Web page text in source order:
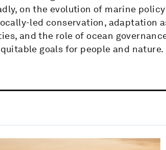
on the evolution of marine
led conservation, adaptation
and the role of ocean
goals for people and nature.